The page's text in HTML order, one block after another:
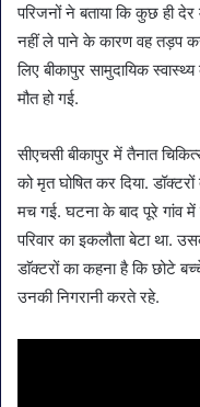
परिजनों ने बताया कि कुछ ही
नहीं ले पाने के कारण वह तड़प
लिए बीकापुर सामुदायिक
मौत हो गई.
सीएचसी बीकापुर में तैनात
को मृत घोषित कर दिया. डॉक्टरों
मच गई. घटना के बाद पूरे गांव में
परिवार का इकलौता बेटा था.
डाॅक्टरों का कहना है कि छोटे
उनकी निगरानी करते रहे.